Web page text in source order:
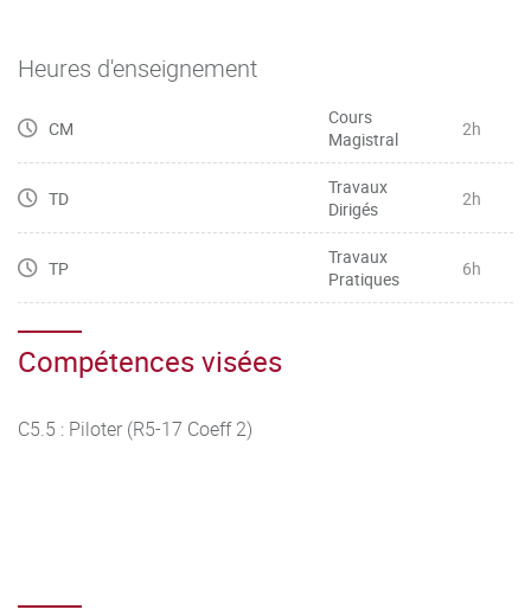
Heures d'enseignement
CM
Cours
Magistral
2h
TD
Travaux
Dirigés
2h
TP
Travaux
Pratiques
6h
Compétences visées
C5.5 : Piloter (R5-17 Coeff 2)